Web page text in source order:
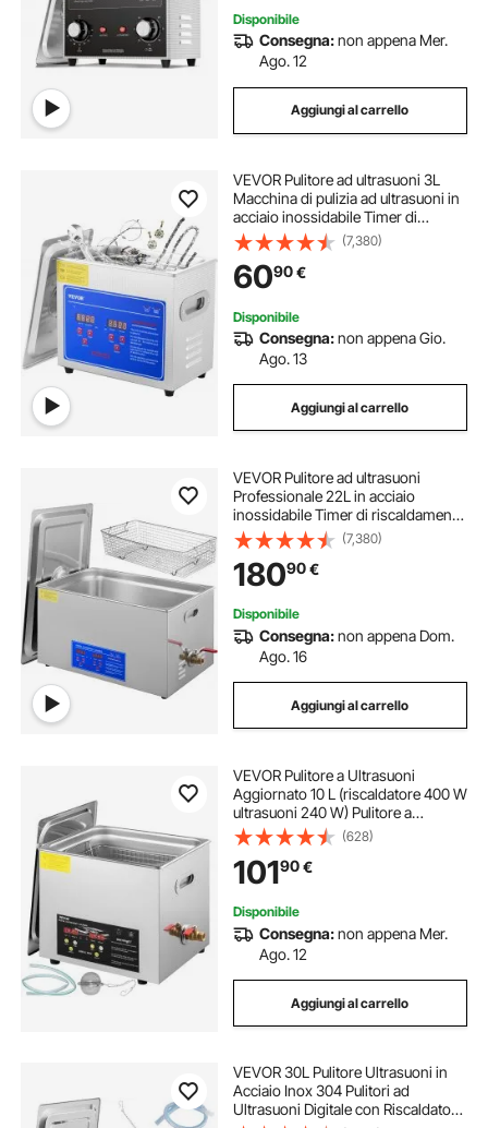
Disponibile
Consegna:non appena Mer.
Ago. 12
Aggiungi al carrello
VEVOR Pulitore ad ultrasuoni 3L
Macchina di pulizia ad ultrasuoni in
acciaio inossidabile Timer di
riscaldamento digitale Pulizia gioielli
per uso domestico personale
commerciale
(7,380)
6090€
Disponibile
Consegna:non appena Gio.
Ago. 13
Aggiungi al carrello
VEVOR Pulitore ad ultrasuoni
Professionale 22L in acciaio
inossidabile Timer di riscaldamento
digitale Pulizia di gioielli per uso
domestico personale commerciale
(7,380)
18090€
Disponibile
Consegna:non appena Dom.
Ago. 16
Aggiungi al carrello
VEVOR Pulitore a Ultrasuoni
Aggiornato 10 L (riscaldatore 400 W
ultrasuoni 240 W) Pulitore a
Ultrasuoni da Laboratorio Digitale
con Temporizzatore del
Riscaldatore per Pulizia di Parti di
Strumenti
(628)
10190€
Disponibile
Consegna:non appena Mer.
Ago. 12
Aggiungi al carrello
VEVOR 30L Pulitore Ultrasuoni in
Acciaio Inox 304 Pulitori ad
Ultrasuoni Digitale con Riscaldatore